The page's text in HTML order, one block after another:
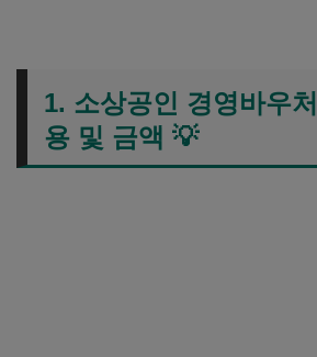
1. 소상공인 경영바우
용 및 금액 💡